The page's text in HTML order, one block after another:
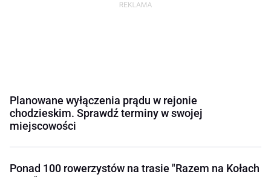
Planowane wyłączenia prądu w rejonie
chodzieskim. Sprawdź terminy w swojej
miejscowości
Ponad 100 rowerzystów na trasie "Razem na Kołach